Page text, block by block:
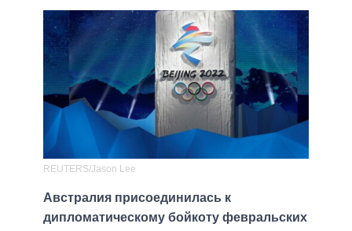
REUTERS/Jason Lee
Австралия присоединилась к
дипломатическому бойкоту февральских